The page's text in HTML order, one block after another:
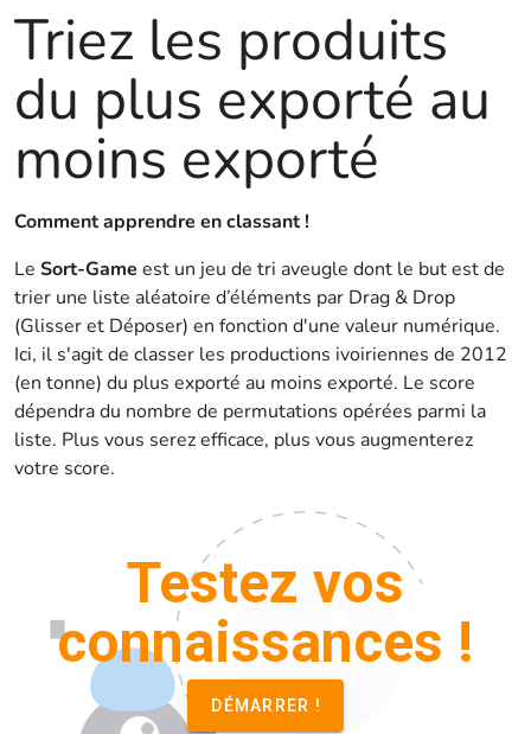
Triez les produits
du plus exporté au
moins exporté
Comment apprendre en classant !
Le Sort-Game est un jeu de tri aveugle dont le but est de
trier une liste aléatoire d’éléments par Drag & Drop
(Glisser et Déposer) en fonction d'une valeur numérique.
Ici, il s'agit de classer les productions ivoiriennes de 2012
(en tonne) du plus exporté au moins exporté. Le score
dépendra du nombre de permutations opérées parmi la
liste. Plus vous serez efficace, plus vous augmenterez
votre score.